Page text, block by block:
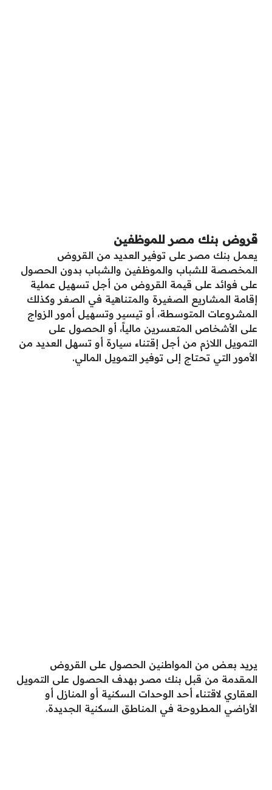
قروض بنك مصر للموظفين
يعمل بنك مصر على توفير العديد من القروض
المخصصة للشباب والموظفين والشباب بدون الحصول
على فوائد على قيمة القروض من أجل تسهيل عملية
إقامة المشاريع الصغيرة والمتناهية في الصغر وكذلك
المشروعات المتوسطة، أو تيسير وتسهيل أمور الزواج
على الأشخاص المتعسرين مالياً، أو الحصول على
التمويل اللازم من أجل إقتناء سيارة أو تسهل العديد من
الأمور التي تحتاج إلى توفير التمويل المالي.
يريد بعض من المواطنين الحصول على القروض
المقدمة من قبل بنك مصر بهدف الحصول على التمويل
العقاري لاقتناء أحد الوحدات السكنية أو المنازل أو
الأراضي المطروحة في المناطق السكنية الجديدة.